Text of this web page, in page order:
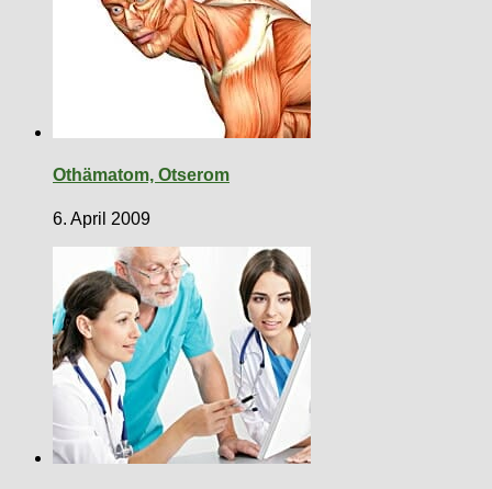
Othämatom, Otserom
6. April 2009